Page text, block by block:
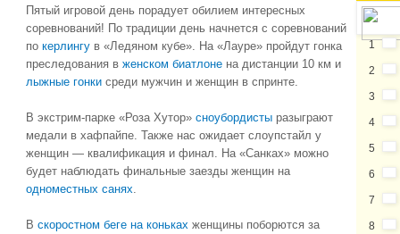
Пятый игровой день порадует обилием интересных
соревнований! По традиции день начнется с соревнований
по керлингув «Ледяном кубе». На «Лауре» пройдут гонка
преследования в женском биатлонена дистанции 10 км и
лыжные гонкисреди мужчин и женщин в спринте.
В экстрим-парке «Роза Хутор» сноубордистыразыграют
медали в хафпайпе. Также нас ожидает слоупстайл у
женщин — квалификация и финал. На «Санках» можно
будет наблюдать финальные заезды женщин на
одноместных санях
В скоростном беге на коньках женщины поборются за
1
2
3
4
5
6
7
8